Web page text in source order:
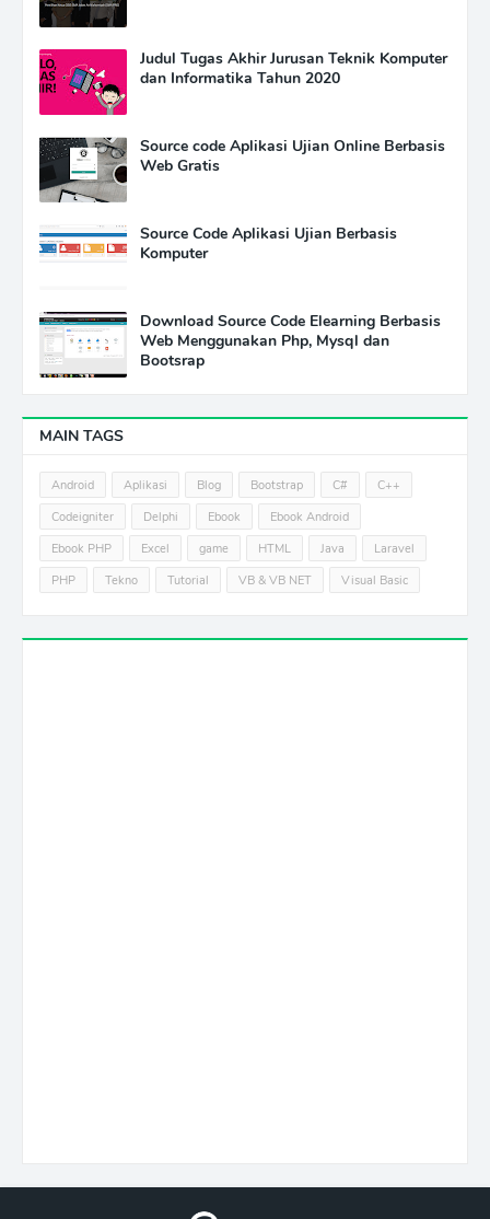
Judul Tugas Akhir Jurusan Teknik Komputer
dan Informatika Tahun 2020
Source code Aplikasi Ujian Online Berbasis
Web Gratis
Source Code Aplikasi Ujian Berbasis
Komputer
Download Source Code Elearning Berbasis
Web Menggunakan Php, Mysql dan
Bootsrap
MAIN TAGS
Android Aplikasi Blog Bootstrap C#
C++
Codeigniter
Delphi Ebook
Ebook Android
Ebook PHP
Excel game HTML Java
Laravel
PHP
Tekno Tutorial VB & VB NET Visual Basic